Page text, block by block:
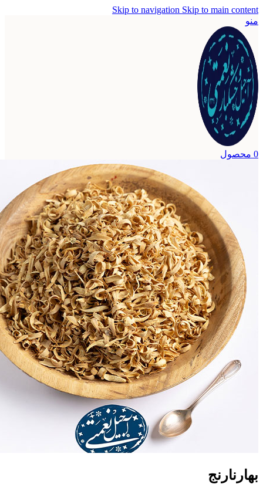
Skip to navigationSkip to